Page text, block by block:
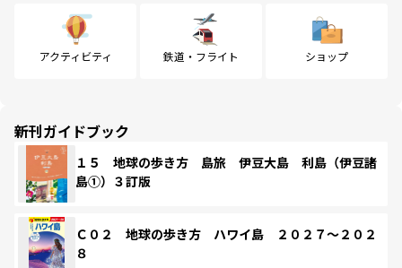
アクティビティ 鉄道・フライト ショップ
新刊ガイドブック
１５ 地球の歩き方 島旅 伊豆大島 利島（伊豆諸
島①）３訂版
Ｃ０２ 地球の歩き方 ハワイ島 ２０２７～２０２
８